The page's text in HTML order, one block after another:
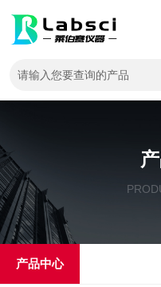
产品中心